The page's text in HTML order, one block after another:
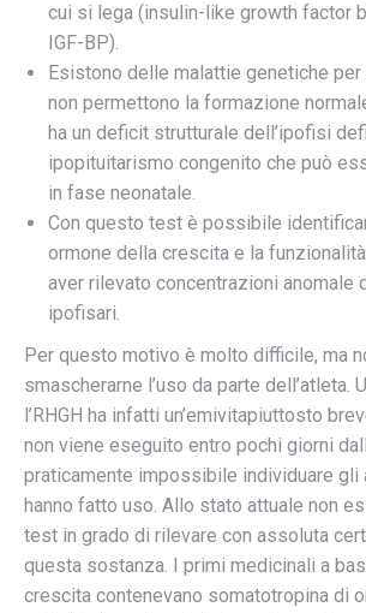
cui si lega (insulin-like growth factor
IGF-BP).
Esistono delle malattie genetiche per
non permettono la formazione
ha un deficit strutturale dell’ipofisi
ipopituitarismo congenito che può
in fase neonatale.
Con questo test è possibile
ormone della crescita e la
aver rilevato concentrazioni anomale
ipofisari.
Per questo motivo è molto difficile, ma
smascherarne l’uso da parte dell’atleta.
l’RHGH ha infatti un’emivitapiuttosto
non viene eseguito entro pochi giorni
praticamente impossibile individuare gli
hanno fatto uso. Allo stato attuale non
test in grado di rilevare con assoluta
questa sostanza. I primi medicinali a
crescita contenevano somatotropina di